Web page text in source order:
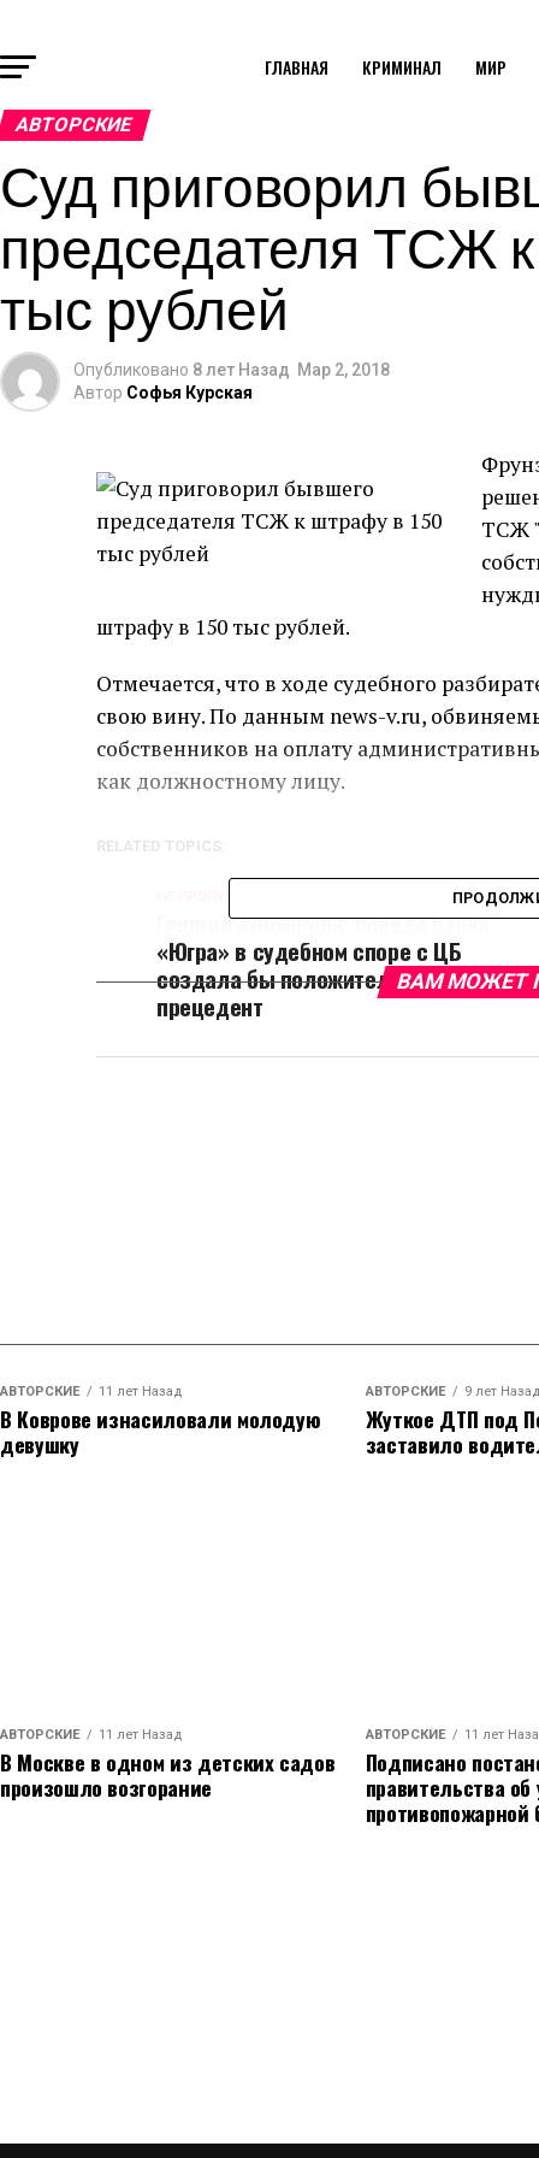
ГЛАВНАЯ КРИМИНАЛ МИР
АВТОРСКИЕ
Суд приговорил
председателя ТСЖ
тыс рублей
Опубликовано 8 лет Назад Мар 2, 2018
Автор Софья Курская
ТСЖ
штрафу в 150 тыс рублей.
Отмечается, что в ходе судебного
свою вину. По данным news-v.ru,
собственников на оплату
как должностному лицу.
RELATED TOPICS:
Георгий Хурошвили: победа банка
«Югра» в судебном споре с ЦБ
создала бы положительный
прецедент
ВАМ МОЖЕТ
АВТОРСКИЕ 11 лет Назад
В Коврове изнасиловали молодую
девушку
АВТОРСКИЕ 9 лет Назад
Жуткое ДТП под
заставило
АВТОРСКИЕ 11 лет Назад
В Москве в одном из детских садов
произошло возгорание
АВТОРСКИЕ 11 лет
Подписано
правительства
противопожарной